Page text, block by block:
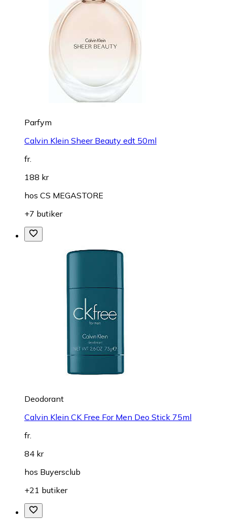
Parfym
Calvin Klein Sheer Beauty edt 50ml
fr.
188 kr
hos CS MEGASTORE
+7 butiker
Deodorant
Calvin Klein CK Free For Men Deo Stick 75ml
fr.
84 kr
hos Buyersclub
+21 butiker